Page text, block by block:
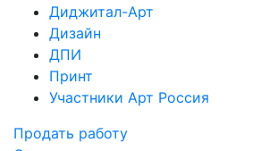
Диджитал-Арт
Дизайн
ДПИ
Принт
Участники Арт Россия
Продать работу